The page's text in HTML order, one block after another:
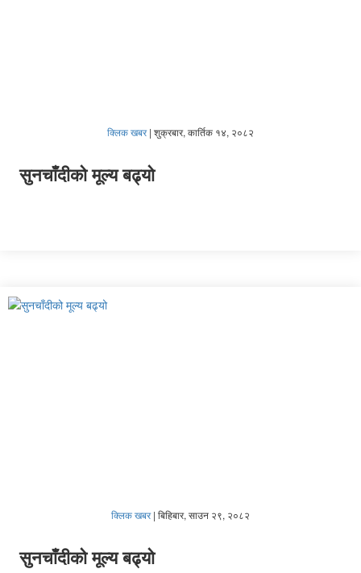
क्लिक खबर| शुक्रबार, कार्तिक १४, २०८२
सुनचाँदीको मूल्य बढ्यो
क्लिक खबर| बिहिबार, साउन २९, २०८२
सुनचाँदीको मूल्य बढ्यो